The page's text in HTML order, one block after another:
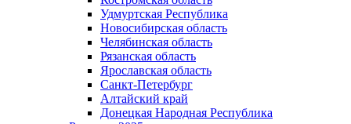
Удмуртская Республика
Новосибирская область
Челябинская область
Рязанская область
Ярославская область
Санкт-Петербург
Алтайский край
Донецкая Народная Республика